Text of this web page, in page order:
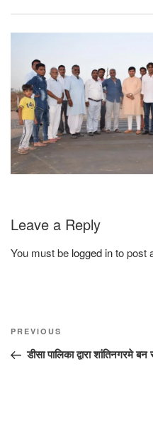
Leave a Reply
You must be logged into post
Post
navigation
Previous
Post
PREVIOUS
डीसा पालिका द्वारा शांतिनगरमे